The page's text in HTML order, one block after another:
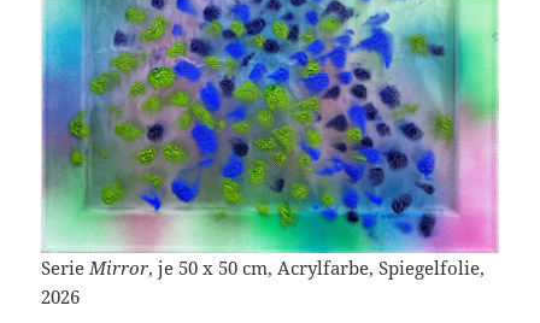
SerieMirror, je 50 x 50 cm, Acrylfarbe, Spiegelfolie,
2026